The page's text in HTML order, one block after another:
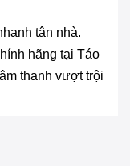
tận nhà.
hãng tại Táo
thanh vượt trội